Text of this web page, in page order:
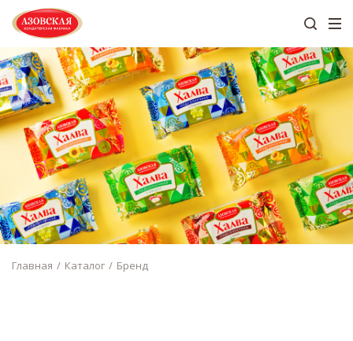
Главная Каталог Бренд